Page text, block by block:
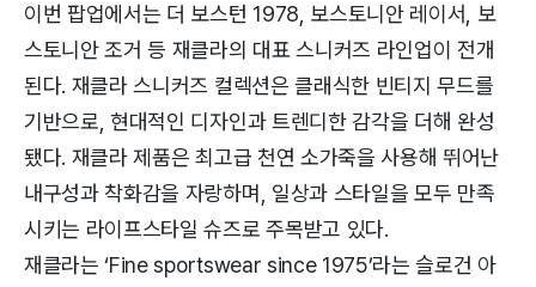
이번 팝업에서는 더 보스턴 1978, 보스토니안 레이서, 보
스토니안 조거 등 재클라의 대표 스니커즈 라인업이 전개
된다. 재클라 스니커즈 컬렉션은 클래식한 빈티지 무드를
기반으로, 현대적인 디자인과 트렌디한 감각을 더해 완성
됐다. 재클라 제품은 최고급 천연 소가죽을 사용해 뛰어난
내구성과 착화감을 자랑하며, 일상과 스타일을 모두 만족
시키는 라이프스타일 슈즈로 주목받고 있다.
재클라는 ‘Fine sportswear since 1975’라는 슬로건 아